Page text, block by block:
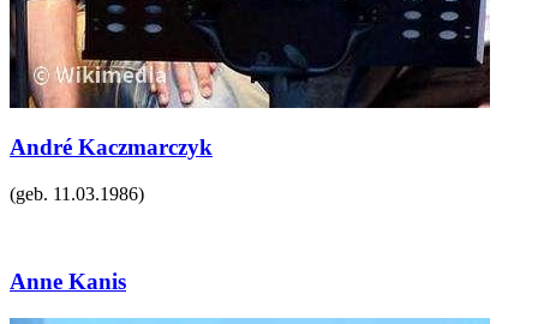
André Kaczmarczyk
(geb. 11.03.1986)
Anne Kanis